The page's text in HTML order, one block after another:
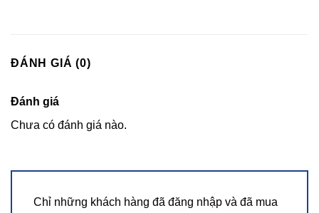
ĐÁNH GIÁ (0)
Đánh giá
Chưa có đánh giá nào.
Chỉ những khách hàng đã đăng nhập và đã mua